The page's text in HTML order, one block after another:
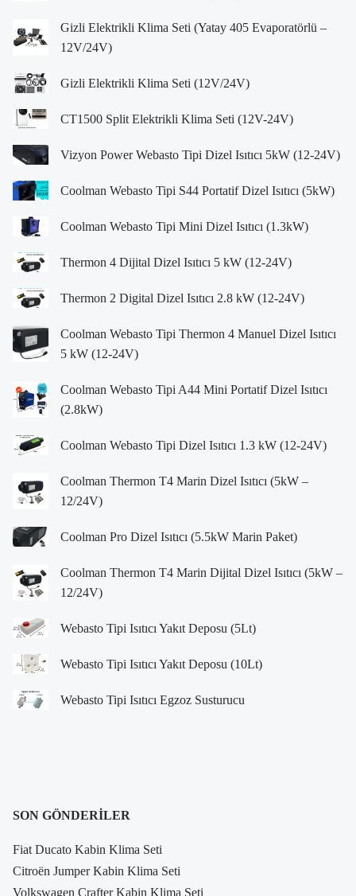
Gizli Elektrikli Klima Seti (Yatay 405 Evaporatörlü –
12V/24V)
Gizli Elektrikli Klima Seti (12V/24V)
CT1500 Split Elektrikli Klima Seti (12V-24V)
Vizyon Power Webasto Tipi Dizel Isıtıcı 5kW (12-24V)
Coolman Webasto Tipi S44 Portatif Dizel Isıtıcı (5kW)
Coolman Webasto Tipi Mini Dizel Isıtıcı (1.3kW)
Thermon 4 Dijital Dizel Isıtıcı 5 kW (12-24V)
Thermon 2 Digital Dizel Isıtıcı 2.8 kW (12-24V)
Coolman Webasto Tipi Thermon 4 Manuel Dizel Isıtıcı
5 kW (12-24V)
Coolman Webasto Tipi A44 Mini Portatif Dizel Isıtıcı
(2.8kW)
Coolman Webasto Tipi Dizel Isıtıcı 1.3 kW (12-24V)
Coolman Thermon T4 Marin Dizel Isıtıcı (5kW –
12/24V)
Coolman Pro Dizel Isıtıcı (5.5kW Marin Paket)
Coolman Thermon T4 Marin Dijital Dizel Isıtıcı (5kW –
12/24V)
Webasto Tipi Isıtıcı Yakıt Deposu (5Lt)
Webasto Tipi Isıtıcı Yakıt Deposu (10Lt)
Webasto Tipi Isıtıcı Egzoz Susturucu
SON GÖNDERILER
Fiat Ducato Kabin Klima Seti
Citroën Jumper Kabin Klima Seti
Volkswagen Crafter Kabin Klima Seti